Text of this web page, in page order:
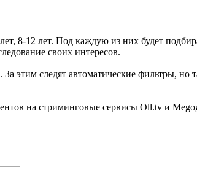
8-12 лет. Под каждую из них будет
своих интересов.
этим следят автоматические фильтры,
на стриминговые сервисы Oll.tv и